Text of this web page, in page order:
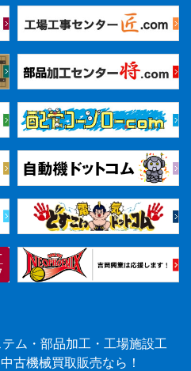
ム・部品加工・工場施設工
古機械買取販売なら！